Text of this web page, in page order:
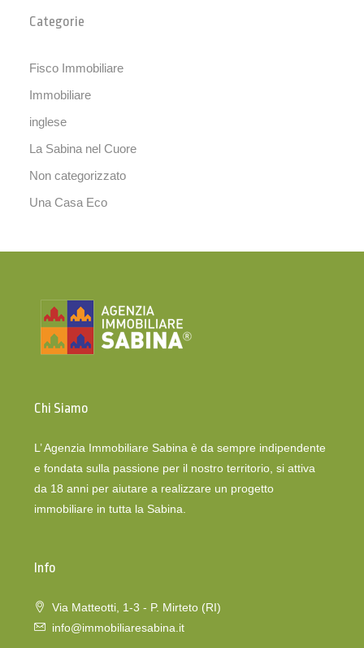
Categorie
Fisco Immobiliare
Immobiliare
inglese
La Sabina nel Cuore
Non categorizzato
Una Casa Eco
Chi Siamo
L’ Agenzia Immobiliare Sabina è da sempre indipendente
e fondata sulla passione per il nostro territorio, si attiva
da 18 anni per aiutare a realizzare un progetto
immobiliare in tutta la Sabina.
Info
Via Matteotti, 1-3 - P. Mirteto (RI)
info@immobiliaresabina.it